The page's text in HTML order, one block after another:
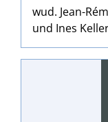
wud. Jean-
und Ines